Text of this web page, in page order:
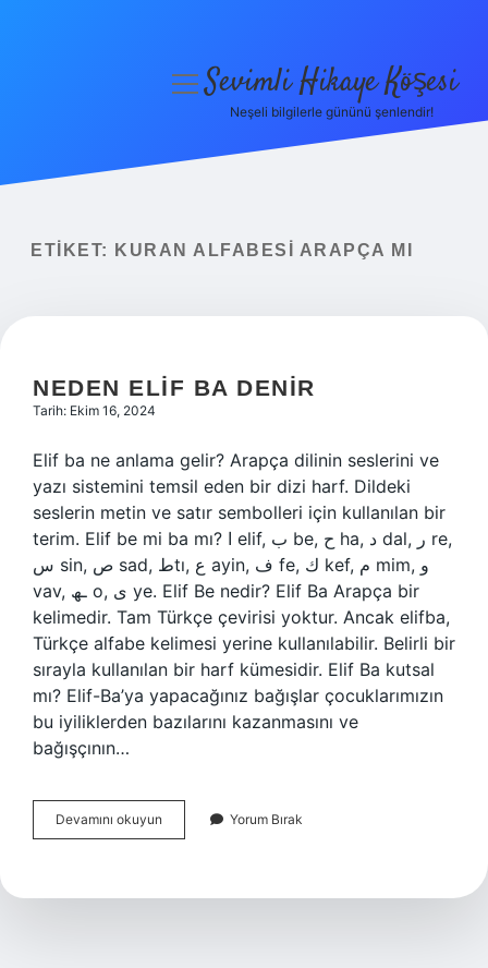
Yasal Uyarı
menüyüSevimli Hikaye Köşesi
Neşeli bilgilerle gününü şenlendir!
ETIKET: KURAN ALFABESI ARAPÇA MI
NEDEN ELIF BA DENIR
Tarih: Ekim 16, 2024
Elif ba ne anlama gelir? Arapça dilinin seslerini ve
yazı sistemini temsil eden bir dizi harf. Dildeki
seslerin metin ve satır sembolleri için kullanılan bir
terim. Elif be mi ba mı? ا elif, ب be, ح ha, د dal, ر re,
س sin, ص sad, طtı, ع ayin, ف fe, ﻙ kef, م mim, و
vav, ـھ o, ى ye. Elif Be nedir? Elif Ba Arapça bir
kelimedir. Tam Türkçe çevirisi yoktur. Ancak elifba,
Türkçe alfabe kelimesi yerine kullanılabilir. Belirli bir
sırayla kullanılan bir harf kümesidir. Elif Ba kutsal
mı? Elif-Ba’ya yapacağınız bağışlar çocuklarımızın
bu iyiliklerden bazılarını kazanmasını ve
bağışçının…
Devamını okuyun
Elif
Yorum Bırak